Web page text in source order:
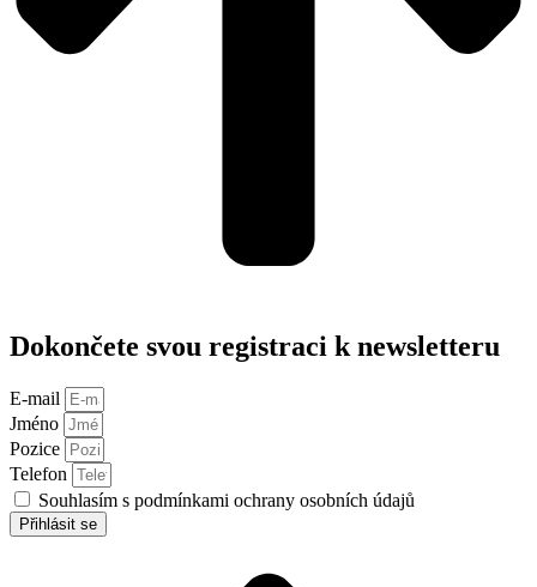
Dokončete svou registraci k newsletteru
E-mail
Jméno
Pozice
Telefon
Souhlasím s podmínkami ochrany osobních údajů
Přihlásit se